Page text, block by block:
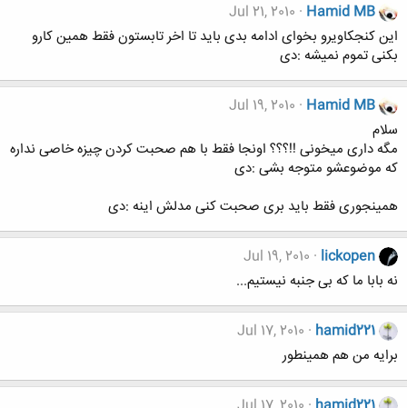
Hamid MB
Jul 21, 2010
این کنجکاویرو بخوای ادامه بدی باید تا اخر تابستون فقط همین کارو
بکنی تموم نمیشه :دی
Hamid MB
Jul 19, 2010
سلام
مگه داری میخونی !!؟؟؟ اونجا فقط با هم صحبت کردن چیزه خاصی نداره
که موضوعشو متوجه بشی :دی
همینجوری فقط باید بری صحبت کنی مدلش اینه :دی
lickopen
Jul 19, 2010
نه بابا ما که بی جنبه نیستیم...
hamid221
Jul 17, 2010
برایه من هم همینطور